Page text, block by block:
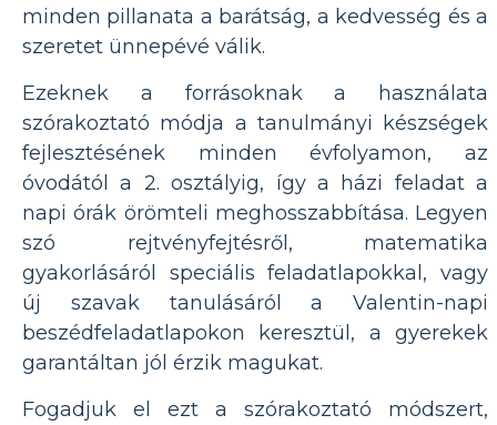
minden pillanata a barátság, a kedvesség és a
szeretet ünnepévé válik.
Ezeknek a forrásoknak a használata
szórakoztató módja a tanulmányi készségek
fejlesztésének minden évfolyamon, az
óvodától a 2. osztályig, így a házi feladat a
napi órák örömteli meghosszabbítása. Legyen
szó rejtvényfejtésről, matematika
gyakorlásáról speciális feladatlapokkal, vagy
új szavak tanulásáról a Valentin-napi
beszédfeladatlapokon keresztül, a gyerekek
garantáltan jól érzik magukat.
Fogadjuk el ezt a szórakoztató módszert,